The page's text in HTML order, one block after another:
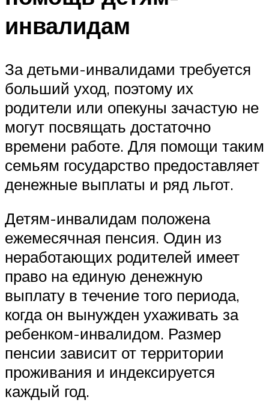
инвалидам
За детьми-инвалидами требуется
больший уход, поэтому их
родители или опекуны зачастую не
могут посвящать достаточно
времени работе. Для помощи таким
семьям государство предоставляет
денежные выплаты и ряд льгот.
Детям-инвалидам положена
ежемесячная пенсия. Один из
неработающих родителей имеет
право на единую денежную
выплату в течение того периода,
когда он вынужден ухаживать за
ребенком-инвалидом. Размер
пенсии зависит от территории
проживания и индексируется
каждый год.